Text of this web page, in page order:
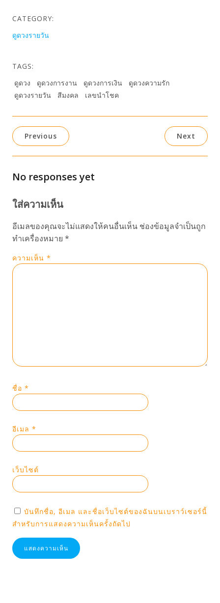
CATEGORY:
ดูดวงรายวัน
TAGS:
ดูดวง
ดูดวงการงาน ดูดวงการเงิน
ดูดวงความรัก
ดูดวงรายวัน
สีมงคล เลขนำโชค
Previous Next
No responses yet
ใส่ความเห็น
อีเมลของคุณจะไม่แสดงให้คนอื่นเห็น ช่องข้อมูลจำเป็นถูก
ทำเครื่องหมาย *
ความเห็น *
ชื่อ *
อีเมล *
เว็บไซต์
บันทึกชื่อ, อีเมล และชื่อเว็บไซต์ของฉันบนเบราว์เซอร์นี้
สำหรับการแสดงความเห็นครั้งถัดไป